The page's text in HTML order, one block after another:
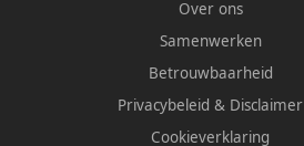
Over ons
Samenwerken
Betrouwbaarheid
Privacybeleid & Disclaimer
Cookieverklaring